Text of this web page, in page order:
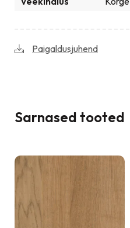
Paigaldusjuhend
Sarnased tooted